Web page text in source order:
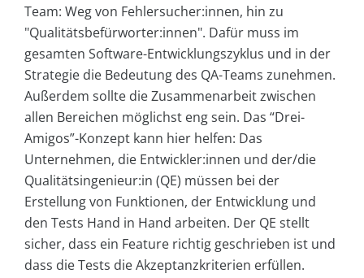
Team: Weg von Fehlersucher:innen, hin zu
"Qualitätsbefürworter:innen". Dafür muss im
gesamten Software-Entwicklungszyklus und in der
Strategie die Bedeutung des QA-Teams zunehmen.
Außerdem sollte die Zusammenarbeit zwischen
allen Bereichen möglichst eng sein. Das “Drei-
Amigos”-Konzept kann hier helfen: Das
Unternehmen, die Entwickler:innen und der/die
Qualitätsingenieur:in (QE) müssen bei der
Erstellung von Funktionen, der Entwicklung und
den Tests Hand in Hand arbeiten. Der QE stellt
sicher, dass ein Feature richtig geschrieben ist und
dass die Tests die Akzeptanzkriterien erfüllen.